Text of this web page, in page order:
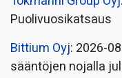
Puolivuosikatsaus
Bittium Oyj: 2026-
sääntöjen nojalla